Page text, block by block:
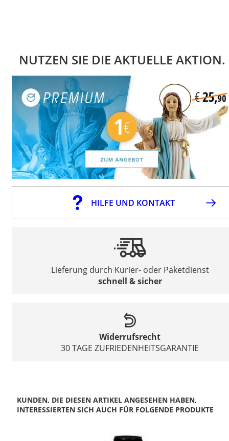
NUTZEN SIE DIE AKTUELLE AKTION.
HILFE UND KONTAKT
Lieferung durch Kurier- oder Paketdienst
schnell & sicher
Widerrufsrecht
30 TAGE ZUFRIEDENHEITSGARANTIE
KUNDEN, DIE DIESEN ARTIKEL ANGESEHEN HABEN,
INTERESSIERTEN SICH AUCH FÜR FOLGENDE PRODUKTE